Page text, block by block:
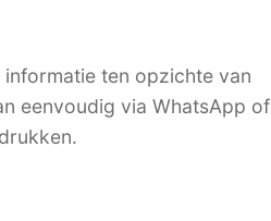
ten opzichte van
eenvoudig via WhatsApp of